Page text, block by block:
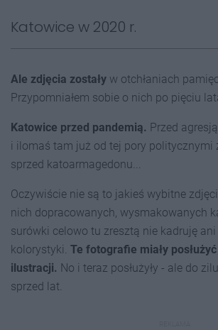
Katowice w 2020 r.
Ale zdjęcia zostały w otchłaniach
Przypomniałem sobie o nich po pięciu
Katowice przed pandemią. Przed
i ilomaś tam już od tej pory politycznymi
sprzed katoarmagedonu...
Oczywiście nie są to jakieś wybitne
nich dopracowanych, wysmakowanych
surówki celowo tu zresztą nie kadruję
kolorystyki. Te fotografie miały
ilustracji. No i teraz posłużyły - ale do
sprzed lat.